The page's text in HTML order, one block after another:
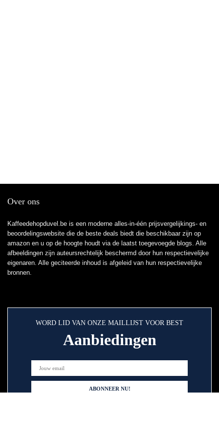
Over ons
Kaffeedehopduvel.be is een moderne alles-in-één prijsvergelijkings- en
beoordelingswebsite die de beste deals biedt die beschikbaar zijn op
amazon en u op de hoogte houdt via de laatst toegevoegde blogs. Alle
afbeeldingen zijn auteursrechtelijk beschermd door hun respectievelijke
eigenaren. Alle geciteerde inhoud is afgeleid van hun respectievelijke
bronnen.
WORD LID VAN ONZE MAILLIJST VOOR BEST
Aanbiedingen